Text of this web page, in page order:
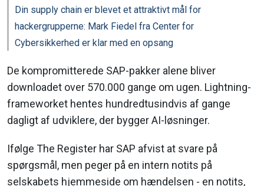
Din supply chain er blevet et attraktivt mål for
hackergrupperne: Mark Fiedel fra Center for
Cybersikkerhed er klar med en opsang
De kompromitterede SAP-pakker alene bliver
downloadet over 570.000 gange om ugen. Lightning-
frameworket hentes hundredtusindvis af gange
dagligt af udviklere, der bygger AI-løsninger.
Ifølge The Register har SAP afvist at svare på
spørgsmål, men peger på en intern notits på
selskabets hjemmeside om hændelsen - en notits,